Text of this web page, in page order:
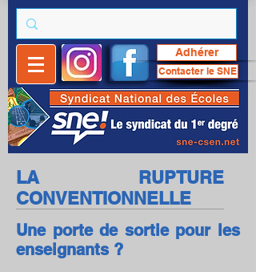
Adhérer
Contacter le SNE
LA RUPTURE
CONVENTIONNELLE
Une porte de sortie pour les
enseignants ?